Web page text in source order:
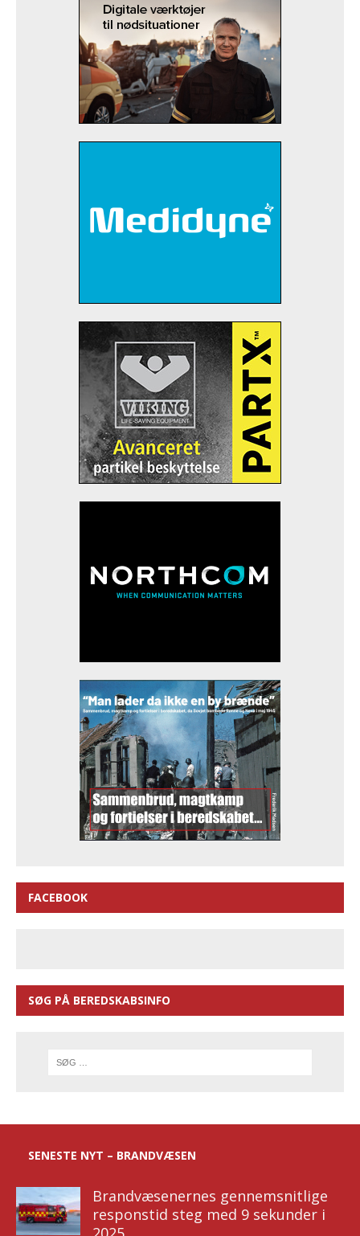
FACEBOOK
SØG PÅ BEREDSKABSINFO
SENESTE NYT – BRANDVÆSEN
Brandvæsenernes gennemsnitlige
responstid steg med 9 sekunder i